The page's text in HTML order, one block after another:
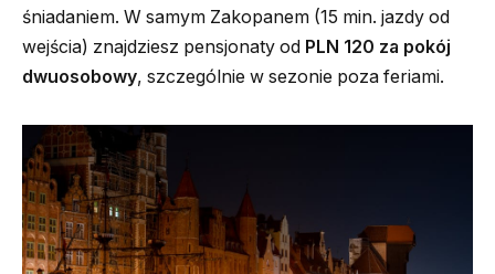
śniadaniem. W samym Zakopanem (15 min. jazdy od
wejścia) znajdziesz pensjonaty od PLN 120 za pokój
dwuosobowy, szczególnie w sezonie poza feriami.